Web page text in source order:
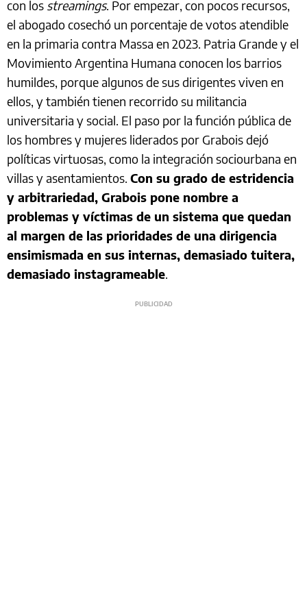
con los streamings. Por empezar, con pocos recursos,
el abogado cosechó un porcentaje de votos atendible
en la primaria contra Massa en 2023. Patria Grande y el
Movimiento Argentina Humana conocen los barrios
humildes, porque algunos de sus dirigentes viven en
ellos, y también tienen recorrido su militancia
universitaria y social. El paso por la función pública de
los hombres y mujeres liderados por Grabois dejó
políticas virtuosas, como la integración sociourbana en
villas y asentamientos. Con su grado de estridencia
y arbitrariedad, Grabois pone nombre a
problemas y víctimas de un sistema que quedan
al margen de las prioridades de una dirigencia
ensimismada en sus internas, demasiado tuitera,
demasiado instagrameable.